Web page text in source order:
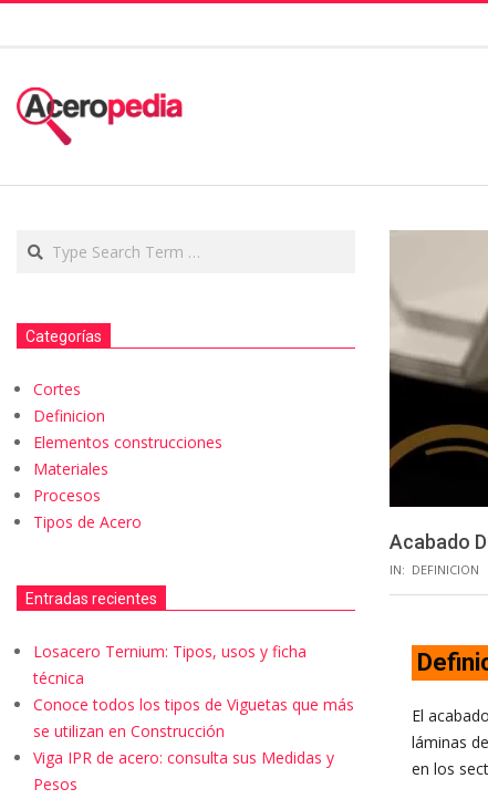
Acabado
IN: DEFINICION
El acabado
láminas
en los
Categorías
Cortes
Definicion
Elementos construcciones
Materiales
Procesos
Tipos de Acero
Entradas recientes
Losacero Ternium: Tipos, usos y ficha
técnica
Conoce todos los tipos de Viguetas que más
se utilizan en Construcción
Viga IPR de acero: consulta sus Medidas y
Pesos